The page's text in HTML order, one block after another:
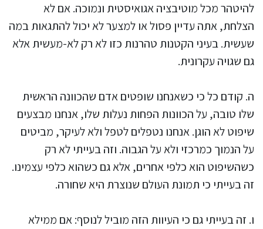
להיטהר מכל מוטיבציה אגואיסטית ונמוכה. אם לא
הצלחת, אתה עדיין פסול או למצער לא יכול להתגאות במה
שעשית. בעיני הקטנות טהרנות כזו לא רק לא-מעשית אלא
גם שגויה עקרונית.
ה. קודם כל כי כשאנחנו שופטים אדם שהכוונה הראשית
שלו טובה, על הכוונות הפחות נעלות שלו, אנחנו מבצעים
שיפוט לא הוגן. אנחנו נטפלים לטפל ולא לעיקר, מביטים
על הנמוך כמרכזי ולא על הגבוה. וזה בעייתי לא רק
כשהשיפוט הוא כלפי אחרים, אלא גם כשהוא כלפי עצמינו.
זה בעייתי כי תמונת העולם שנוצרת היא שחורה.
ו. זה בעייתי גם כי העיוות הזה מוביל לנוסף: אם ממילא